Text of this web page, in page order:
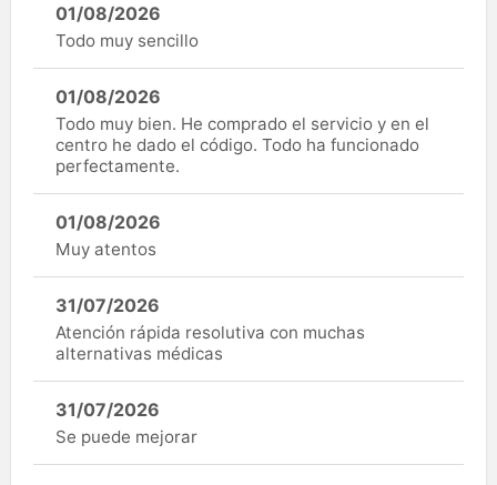
01/08/2026
Todo muy sencillo
01/08/2026
Todo muy bien. He comprado el servicio y en el
centro he dado el código. Todo ha funcionado
perfectamente.
01/08/2026
Muy atentos
31/07/2026
Atención rápida resolutiva con muchas
alternativas médicas
31/07/2026
Se puede mejorar